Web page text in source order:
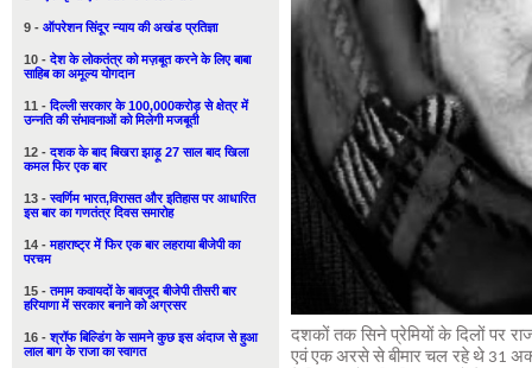
9 - ऑपरेशन सिंदूर न्याय की अखंड प्रतिज्ञा
10 -देश के लोकतंत्र को मज़बूत करने के लिए बाबा
साहिब का अमूल्य योगदान
11 -दिल्ली सरकार के 100,000करोड़ से क्षेत्र में
उन्नति की संभावनाओं को मिलेगी मजबूती
12 -दशक के बाद बिखरा झाड़ू 27 साल बाद खिला
कमल फिर एक बार
13 -स्वर्णिम भारत,विरासत और इतिहास पर आधारित
इस बार का गणतंत्र दिवस समारोह
14 -महाराष्ट्र में फिर एक बार लहराया बीजेपी का
परचम
15 -तमाम कवायदों के बावजूद बीजेपी तीसरी बार
हरियाणा में सरकार बनाने को अग्रसर
16 -श्रॉफ बिल्डिंग के सामने कुछ इस अंदाज से हुआ
लाल बाग के राजा का स्वागत
दशकों तक सिने प्रेमियों के दिलों पर
एवं एक अरसे से बीमार चल रहे थे 31